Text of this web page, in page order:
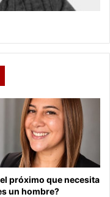
próximo que necesita
un hombre?